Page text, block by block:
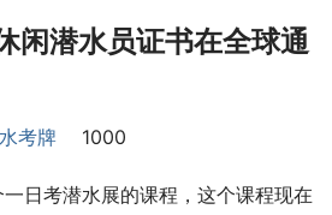
闲潜水员证书在全球通
考牌 1000
日考潜水展的课程，这个课程现在